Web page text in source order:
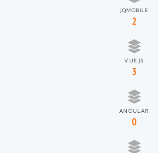
JQMOBILE
2
VUE.JS
3
ANGULAR
0